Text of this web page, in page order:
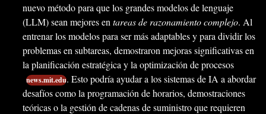
nuevo método para que los grandes modelos de lenguaje
(LLM) sean mejores en tareas de razonamiento complejo. Al
entrenar los modelos para ser más adaptables y para dividir los
problemas en subtareas, demostraron mejoras significativas en
la planificación estratégica y la optimización de procesos
news.mit.edu. Esto podría ayudar a los sistemas de IA a abordar
desafíos como la programación de horarios, demostraciones
teóricas o la gestión de cadenas de suministro que requieren